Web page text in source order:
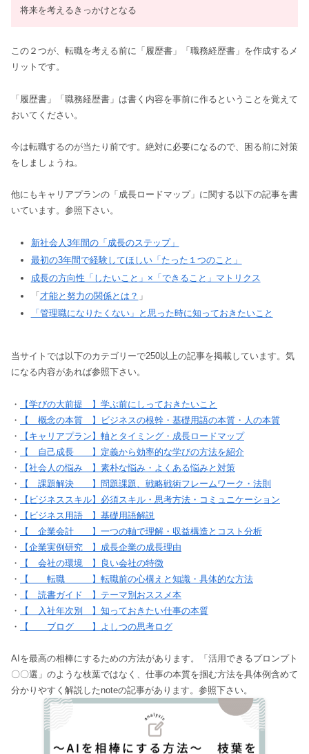
将来を考えるきっかけとなる
この２つが、転職を考える前に「履歴書」「職務経歴書」を作成するメ
リットです。
「履歴書」「職務経歴書」は書く内容を事前に作るということを覚えて
おいてください。
今は転職するのが当たり前です。絶対に必要になるので、困る前に対策
をしましょうね。
他にもキャリアプランの「成長ロードマップ」に関する以下の記事を書
いています。参照下さい。
新社会人3年間の「成長のステップ」
最初の3年間で経験してほしい「たった１つのこと」
成長の方向性「したいこと」×「できること」マトリクス
「才能と努力の関係とは？ 」
「管理職になりたくない」と思った時に知っておきたいこと
当サイトでは以下のカテゴリーで250以上の記事を掲載しています。気
になる内容があれば参照下さい。
・
【学びの大前提 】学ぶ前にしっておきたいこと
・
【 概念の本質 】ビジネスの根幹・基礎用語の本質・人の本質
・
【キャリアプラン】軸とタイミング・成長ロードマップ
・
【 自己成長 】定義から効率的な学びの方法を紹介
・
【社会人の悩み 】素朴な悩み・よくある悩みと対策
・
【 課題解決 】問題課題、戦略戦術フレームワーク・法則
・
【ビジネススキル】必須スキル・思考方法・コミュニケーション
・
【ビジネス用語 】基礎用語解説
・
【 企業会計 】一つの軸で理解・収益構造とコスト分析
・
【企業実例研究 】成長企業の成長理由
・
【 会社の環境 】良い会社の特徴
・
【 転職 】転職前の心構えと知識・具体的な方法
・
【 読書ガイド 】テーマ別おススメ本
・
【 入社年次別 】知っておきたい仕事の本質
・
【 ブログ 】よしつの思考ログ
AIを最高の相棒にするための方法があります。「活用できるプロンプト
〇〇選」のような枝葉ではなく、仕事の本質を掴む方法を具体例含めて
分かりやすく解説したnoteの記事があります。参照下さい。